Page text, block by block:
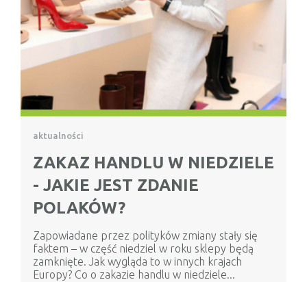
aktualności
ZAKAZ HANDLU W NIEDZIELE
- JAKIE JEST ZDANIE
POLAKÓW?
Zapowiadane przez polityków zmiany stały się
faktem – w część niedziel w roku sklepy będą
zamknięte. Jak wygląda to w innych krajach
Europy? Co o zakazie handlu w niedziele...